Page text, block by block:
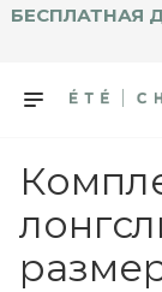
БЕСПЛАТНАЯ